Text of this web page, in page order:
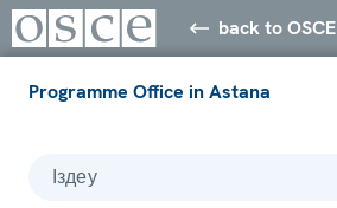
back to OSCE
Programme Office in Astana
Іздеу